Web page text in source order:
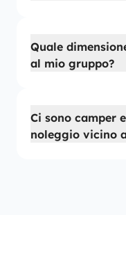
Quale
al mio gruppo?
Ci sono camper
noleggio vicino